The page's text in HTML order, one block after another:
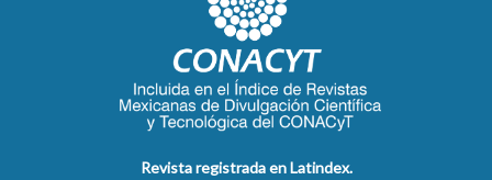
Revista registrada en Latindex.